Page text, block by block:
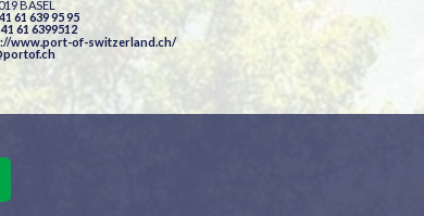
BASEL
61 639 95 95
61 6399512
www.port-of-switzerland.ch/